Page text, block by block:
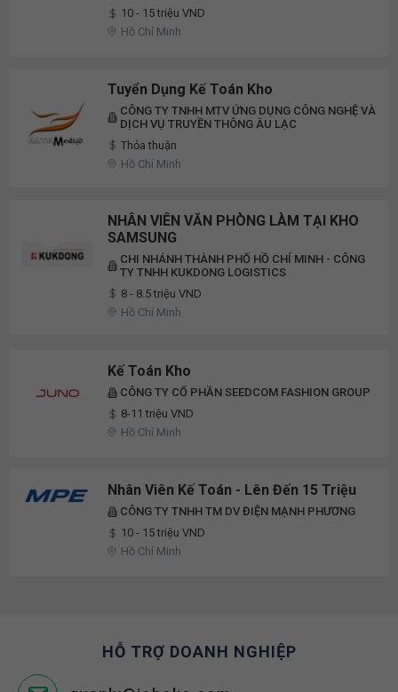
10 - 15 triệu VND
Hồ Chí Minh
Tuyển Dụng Kế Toán Kho
CÔNG TY TNHH MTV ỨNG DỤNG CÔNG NGHỆ VÀ
DỊCH VỤ TRUYỀN THÔNG ÂU LẠC
Thỏa thuận
Hồ Chí Minh
NHÂN VIÊN VĂN PHÒNG LÀM TẠI KHO
SAMSUNG
CHI NHÁNH THÀNH PHỐ HỒ CHÍ MINH - CÔNG
TY TNHH KUKDONG LOGISTICS
8 - 8.5 triệu VND
Hồ Chí Minh
Kế Toán Kho
CÔNG TY CỔ PHẦN SEEDCOM FASHION GROUP
8-11 triệu VND
Hồ Chí Minh
Nhân Viên Kế Toán - Lên Đến 15 Triệu
CÔNG TY TNHH TM DV ĐIỆN MẠNH PHƯƠNG
10 - 15 triệu VND
Hồ Chí Minh
HỖ TRỢ DOANH NGHIỆP